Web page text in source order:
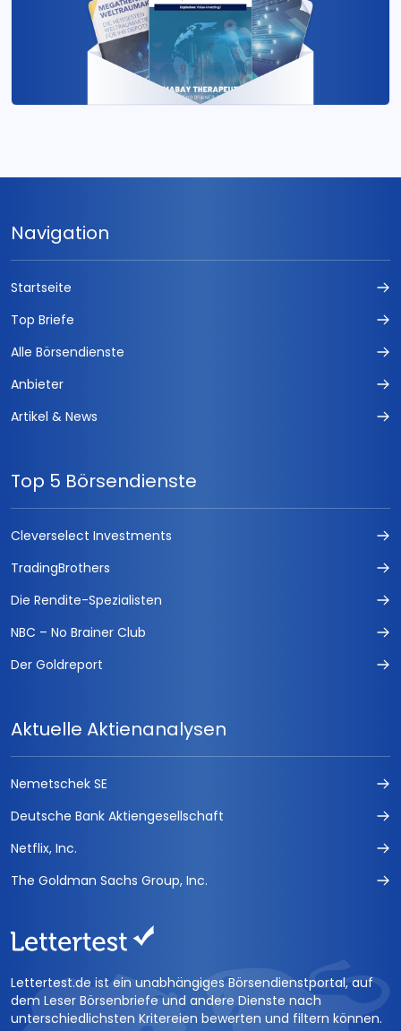
Navigation
Startseite
Top Briefe
Alle Börsendienste
Anbieter
Artikel & News
Top 5 Börsendienste
Cleverselect Investments
TradingBrothers
Die Rendite-Spezialisten
NBC – No Brainer Club
Der Goldreport
Aktuelle Aktienanalysen
Nemetschek SE
Deutsche Bank Aktiengesellschaft
Netflix, Inc.
The Goldman Sachs Group, Inc.
Lettertest.de ist ein unabhängiges Börsendienstportal, auf
dem Leser Börsenbriefe und andere Dienste nach
unterschiedlichsten Kritereien bewerten und filtern können.